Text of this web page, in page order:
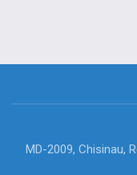
MD-2009, Chisinau,